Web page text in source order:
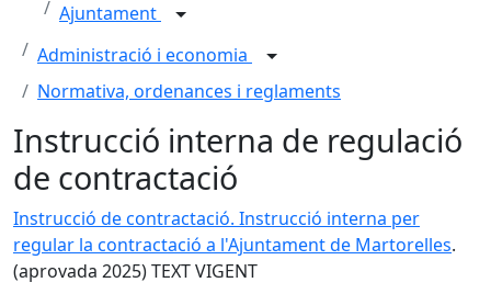
Ajuntament
Administració i economia
Normativa, ordenances i reglaments
Instrucció interna de regulació
de contractació
Instrucció de contractació. Instrucció interna per
regular la contractació a l'Ajuntament de Martorelles.
(aprovada 2025) TEXT VIGENT